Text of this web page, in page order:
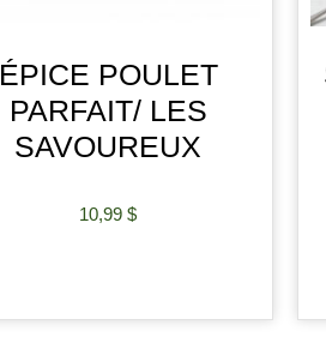
ÉPICE POULET
PARFAIT/ LES
SAVOUREUX
10,99 $